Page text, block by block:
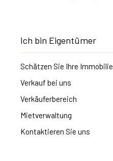
Ich bin Eigentümer
Schätzen Sie Ihre Immobilie
Verkauf bei uns
Verkäuferbereich
Mietverwaltung
Kontaktieren Sie uns